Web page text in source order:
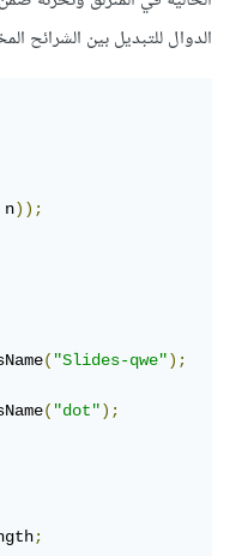
الدوال للتبديل بين الشرائح
n));
( "Slides-qwe");
( "dot");
;